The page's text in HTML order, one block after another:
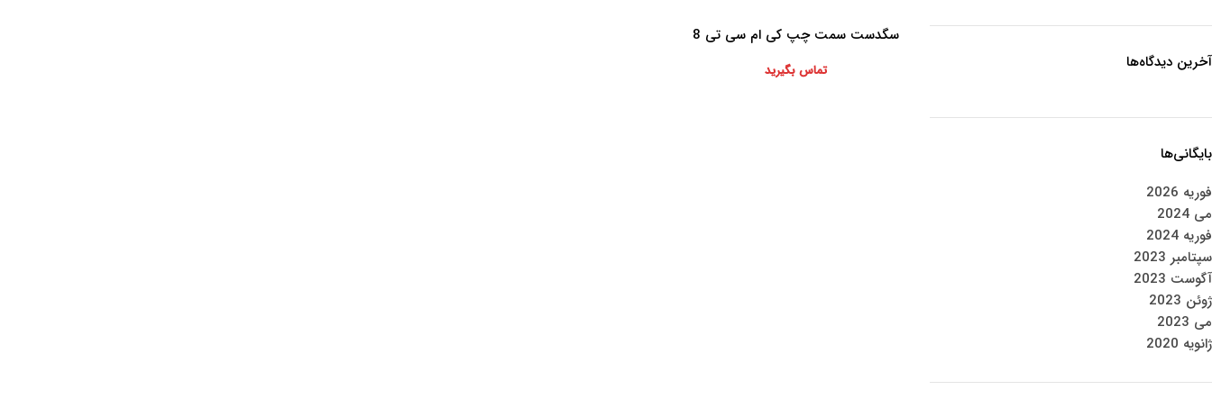
آخرین دیدگاه‌ها
بایگانی‌ها
فوریه 2026
می 2024
فوریه 2024
سپتامبر 2023
آگوست 2023
ژوئن 2023
می 2023
ژانویه 2020
اطلاعات بیشتر
سگدست سمت چپ کی ام سی تی 8
تماس بگیرید